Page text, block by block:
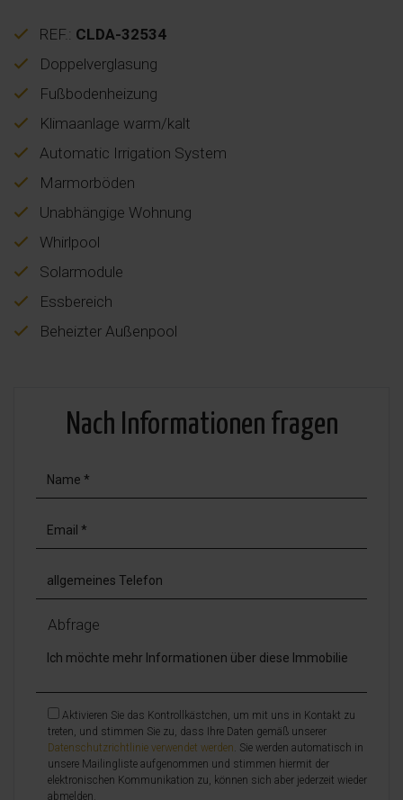
REF.: CLDA-32534
Doppelverglasung
Fußbodenheizung
Klimaanlage warm/kalt
Automatic Irrigation System
Marmorböden
Unabhängige Wohnung
Whirlpool
Solarmodule
Essbereich
Beheizter Außenpool
Nach Informationen fragen
Abfrage
Aktivieren Sie das Kontrollkästchen, um mit uns in Kontakt zu
treten, und stimmen Sie zu, dass Ihre Daten gemäß unserer
Datenschutzrichtlinie verwendet werden. Sie werden automatisch in
unsere Mailingliste aufgenommen und stimmen hiermit der
elektronischen Kommunikation zu, können sich aber jederzeit wieder
abmelden.